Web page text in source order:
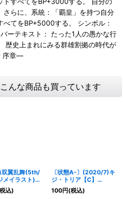
らに、系統：「覇皇」を持つ自分
てをBP+5000する。 シンボル：
ーテキスト： たった1人の愚かな行
歴史上まれにみる群雄割拠の時代が
序章―
んな商品も買っています
翼乱舞(5th/
メイラスト)
013}
込)
〔状態A-〕(2020/7)キ
ジ・トリア【C】
{SD56-RV005}《白》
100円(税込)